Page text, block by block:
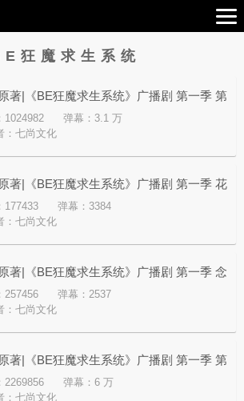
狂魔求生系统
著|《BE狂魔求生系统》广播剧 第一季 第
1024982
弹幕：3.1 万
七尚文化
著|《BE狂魔求生系统》广播剧 第一季 花
177433
弹幕：3384
七尚文化
著|《BE狂魔求生系统》广播剧 第一季 念
257456
弹幕：2537
七尚文化
著|《BE狂魔求生系统》广播剧 第一季 第
2269856
弹幕：6 万
七尚文化